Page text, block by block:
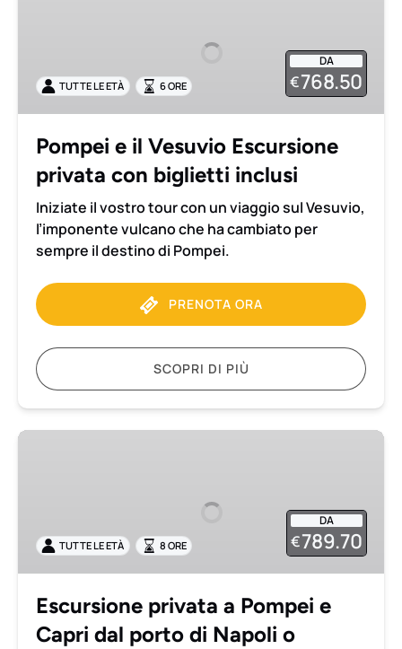
privata
con
inclusi
DA
€768.50
TUTTE LE ETÀ 6 ORE
Pompei e il Vesuvio Escursione
privata con biglietti inclusi
Iniziate il vostro tour con un viaggio sul Vesuvio,
l’imponente vulcano che ha cambiato per
sempre il destino di Pompei.
PRENOTA ORA
SCOPRI DI PIÙ
Escursione
Capri
dal
Napoli
DA
€789.70
TUTTE LE ETÀ 8 ORE
Escursione privata a Pompei e
Capri dal porto di Napoli o